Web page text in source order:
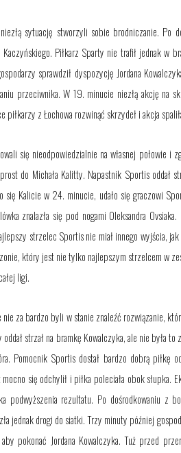
sytuację stworzyli sobie brodniczanie. Po
Piłkarz Sparty nie trafił jednak w
sprawdził dyspozycję Jordana
przeciwnika. W 19. minucie niezłą akcję na
piłkarzy z Łochowa rozwinąć skrzydeł i akcja
się nieodpowiedzialnie na własnej połowie i
do Michała Kalitty. Napastnik Sportis oddał
się Kalicie w 24. minucie, udało się graczowi
znalazła się pod nogami Oleksandra
strzelec Sportisnie miał innego wyjścia,
który jest nie tylko najlepszym strzelcem w
ligi.
nie za bardzo byli w stanie znaleźć rozwiązanie,
strzał na bramkę Kowalczyka, ale nie była
Pomocnik Sportis dostał bardzo dobrą
się odchylił i piłka poleciała obok słupka.
rezultatu. Po dośrodkowaniu z
jednak drogi do siatki. Trzy minuty później
pokonać Jordana Kowalczyka. Tuż przed